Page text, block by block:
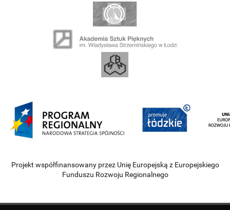
Projekt współfinansowany przez Unię Europejską z Europejskiego
Funduszu Rozwoju Regionalnego